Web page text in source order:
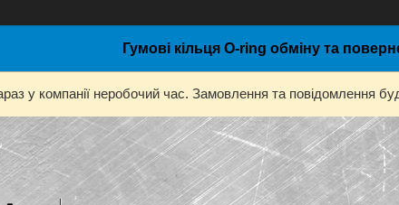
Гумові кільця O-ring обміну та
у компанії неробочий час. Замовлення та повідомлення